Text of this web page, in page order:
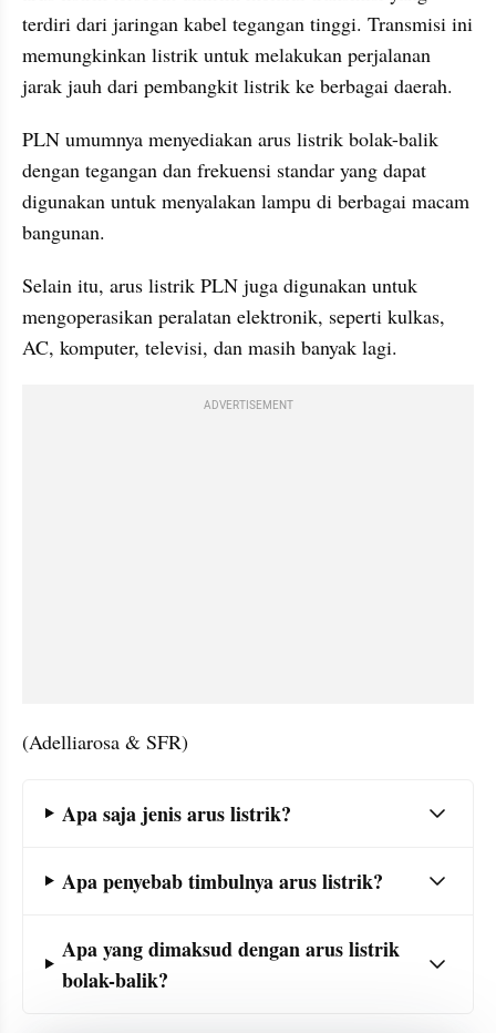
terdiri dari jaringan kabel tegangan tinggi. Transmisi ini
memungkinkan listrik untuk melakukan perjalanan
jarak jauh dari pembangkit listrik ke berbagai daerah.
PLN umumnya menyediakan arus listrik bolak-balik
dengan tegangan dan frekuensi standar yang dapat
digunakan untuk menyalakan lampu di berbagai macam
bangunan.
Selain itu, arus listrik PLN juga digunakan untuk
mengoperasikan peralatan elektronik, seperti kulkas,
AC, komputer, televisi, dan masih banyak lagi.
ADVERTISEMENT
(Adelliarosa & SFR)
Apa saja jenis arus listrik?
Apa penyebab timbulnya arus listrik?
Apa yang dimaksud dengan arus listrik
bolak-balik?